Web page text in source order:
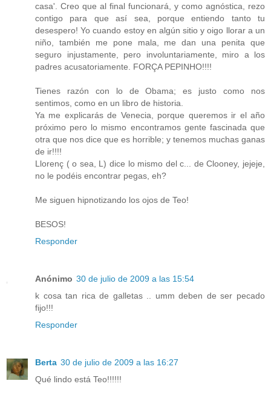
casa'. Creo que al final funcionará, y como agnóstica, rezo
contigo para que así sea, porque entiendo tanto tu
desespero! Yo cuando estoy en algún sitio y oigo llorar a un
niño, también me pone mala, me dan una penita que
seguro injustamente, pero involuntariamente, miro a los
padres acusatoriamente. FORÇA PEPINHO!!!!
Tienes razón con lo de Obama; es justo como nos
sentimos, como en un libro de historia.
Ya me explicarás de Venecia, porque queremos ir el año
próximo pero lo mismo encontramos gente fascinada que
otra que nos dice que es horrible; y tenemos muchas ganas
de ir!!!!
Llorenç ( o sea, L) dice lo mismo del c... de Clooney, jejeje,
no le podéis encontrar pegas, eh?
Me siguen hipnotizando los ojos de Teo!
BESOS!
Responder
Anónimo 30 de julio de 2009 a las 15:54
k cosa tan rica de galletas .. umm deben de ser pecado
fijo!!!
Responder
Berta 30 de julio de 2009 a las 16:27
Qué lindo está Teo!!!!!!